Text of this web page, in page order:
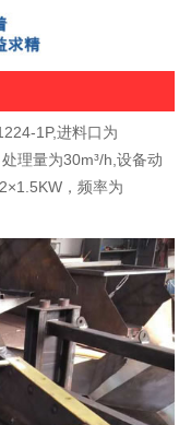
1P,进料口为
理量为30m³/h,设备动
，频率为